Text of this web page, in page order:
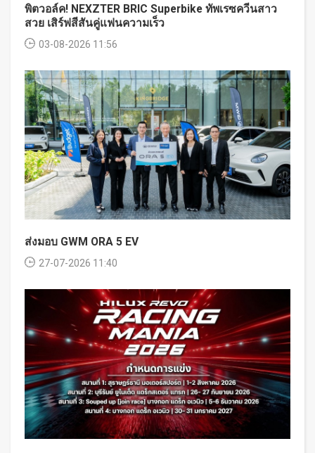
พิตวอล์ค! NEXZTER BRIC Superbike ทัพเรซควีนสาว
สวย เสิร์ฟสีสันคู่แฟนความเร็ว
03-08-2026 11:56
ส่งมอบ GWM ORA 5 EV
27-07-2026 11:40